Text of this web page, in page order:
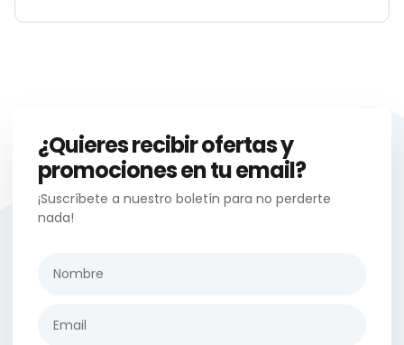
¿Quieres recibir ofertas y
promociones en tu email?
¡Suscríbete a nuestro boletín para no perderte
nada!